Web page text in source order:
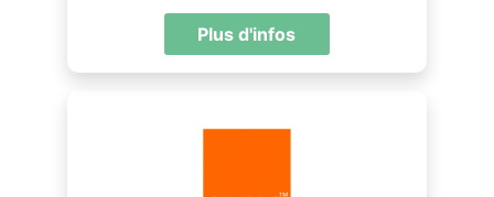
Plus d'infos